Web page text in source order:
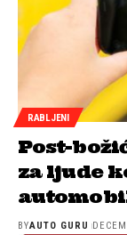
RABLJENI
Post-
za ljude
BYAUTO GURU